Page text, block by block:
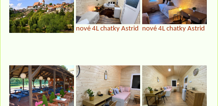
nové 4L chatky Astrid nové 4L chatky Astrid